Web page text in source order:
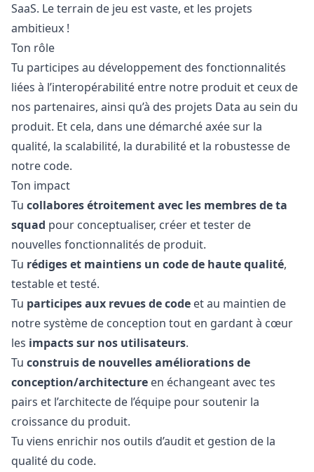
SaaS. Le terrain de jeu est vaste, et les projets
ambitieux !
Ton rôle
Tu participes au développement des fonctionnalités
liées à l’interopérabilité entre notre produit et ceux de
nos partenaires, ainsi qu’à des projets Data au sein du
produit. Et cela, dans une démarché axée sur la
qualité, la scalabilité, la durabilité et la robustesse de
notre code.
Ton impact
Tu collabores étroitement avec les membres de ta
squad pour conceptualiser, créer et tester de
nouvelles fonctionnalités de produit.
Tu rédiges et maintiens un code de haute qualité,
testable et testé.
Tu participes aux revues de code et au maintien de
notre système de conception tout en gardant à cœur
les impacts sur nos utilisateurs.
Tu construis de nouvelles améliorations de
conception/architecture en échangeant avec tes
pairs et l’architecte de l’équipe pour soutenir la
croissance du produit.
Tu viens enrichir nos outils d’audit et gestion de la
qualité du code.